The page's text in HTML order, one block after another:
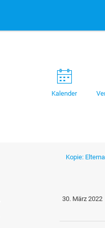
Kalender
Kopie:
30. März 2022